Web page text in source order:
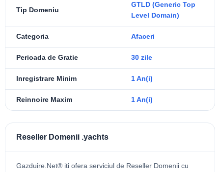
Tip Domeniu
GTLD (Generic Top
Level Domain)
Categoria Afaceri
Perioada de Gratie 30 zile
Inregistrare Minim 1 An(i)
Reinnoire Maxim 1 An(i)
Reseller Domenii .yachts
Gazduire.Net® iti ofera serviciul de Reseller Domenii cu